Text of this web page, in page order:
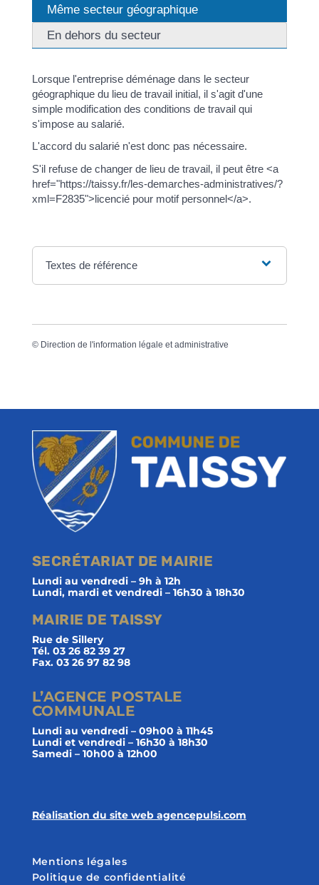
Même secteur géographique
En dehors du secteur
Lorsque l'entreprise déménage dans le secteur
géographique du lieu de travail initial, il s'agit d'une
simple modification des conditions de travail qui
s'impose au salarié.
L'accord du salarié n'est donc pas nécessaire.
S'il refuse de changer de lieu de travail, il peut être <a
href="https://taissy.fr/les-demarches-administratives/?
xml=F2835">licencié pour motif personnel</a>.
Textes de référence
© Direction de l'information légale et administrative
SECRÉTARIAT DE MAIRIE
Lundi au vendredi – 9h à 12h
Lundi, mardi et vendredi – 16h30 à 18h30
MAIRIE DE TAISSY
Rue de Sillery
Tél. 03 26 82 39 27
Fax. 03 26 97 82 98
L’AGENCE POSTALE
COMMUNALE
Lundi au vendredi – 09h00 à 11h45
Lundi et vendredi – 16h30 à 18h30
Samedi – 10h00 à 12h00
Réalisation du site web agencepulsi.com
Mentions légales
Politique de confidentialité